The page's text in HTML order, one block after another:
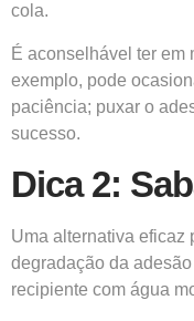
cola.
É aconselhável ter em
exemplo, pode
paciência; puxar o
sucesso.
Dica 2:
Uma alternativa eficaz
degradação da
recipiente com água